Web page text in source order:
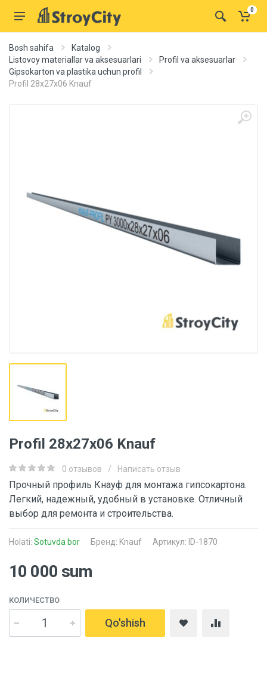
0
Bosh sahifa
Katalog
Listovoy materiallar va aksesuarlari
Profil va aksesuarlar
Gipsokarton va plastika uchun profil
Profil 28x27x06 Knauf
Profil 28x27x06 Knauf
0 отзывов / Написать отзыв
Прочный профиль Кнауф для монтажа гипсокартона.
Легкий, надежный, удобный в установке. Отличный
выбор для ремонта и строительства.
Holati: Sotuvda bor Бренд: Knauf Артикул: ID-1870
10 000 sum
КОЛИЧЕСТВО
Qo'shish